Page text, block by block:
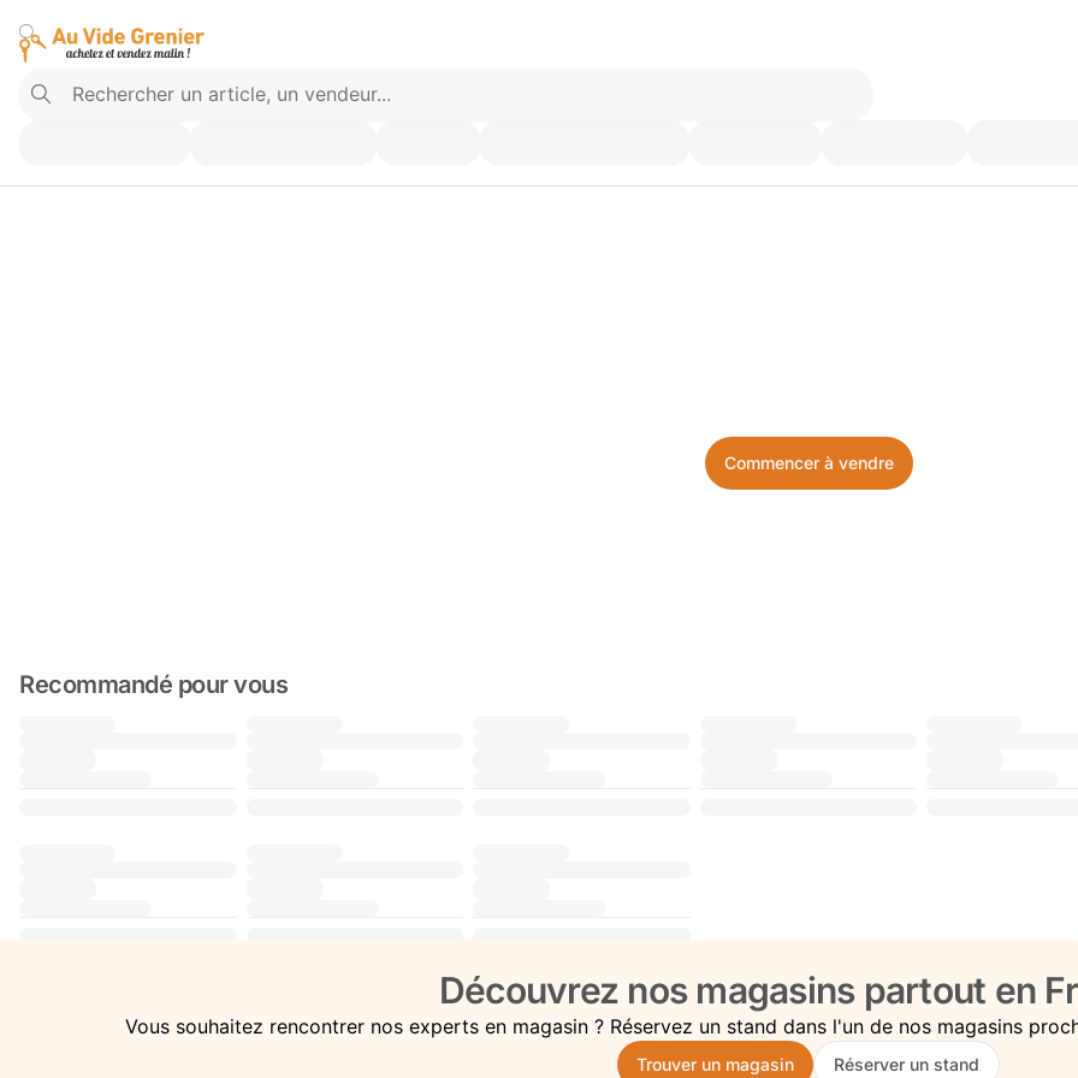
Commencer à vendre
Recommandé pour vous
Découvrez nos magasins partout en
Vous souhaitez rencontrer nos experts en magasin ? Réservez un stand dans l'un de nos magasins
Trouver un magasin Réserver un stand